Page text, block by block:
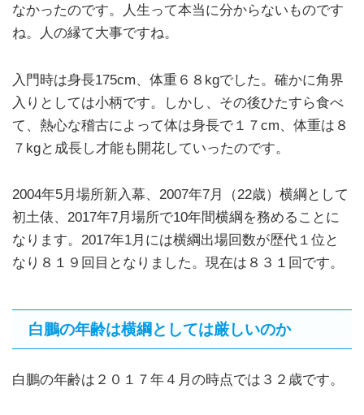
なかったのです。人生って本当に分からないものです
ね。人の縁て大事ですね。
入門時は身長175cm、体重６８kgでした。確かに角界
入りとしては小柄です。しかし、その後ひたすら食べ
て、熱心な稽古によって体は身長で１７cm、体重は８
７kgと成長し才能も開花していったのです。
2004年5月場所新入幕、2007年7月（22歳）横綱として
初土俵、2017年7月場所で10年間横綱を務めることに
なります。2017年1月には横綱出場回数が歴代１位と
なり８１９回目となりました。現在は８３１回です。
白鵬の年齢は横綱としては厳しいのか
白鵬の年齢は２０１７年４月の時点では３２歳です。